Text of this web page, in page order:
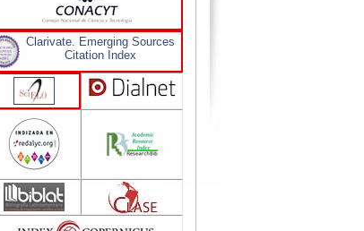
Clarivate. Emerging Sources
Citation Index